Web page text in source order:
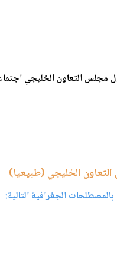
مجلس التعاون الخليجي
الخليجي (طبيعيا)
الجغرافية التالية: